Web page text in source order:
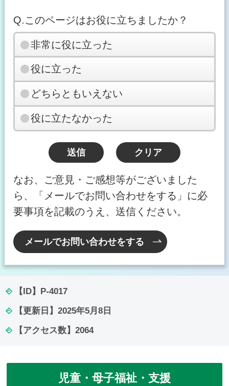
Q.このページはお役に立ちましたか？
非常に役に立った
役に立った
どちらともいえない
役に立たなかった
なお、ご意見・ご感想等がございました
ら、「メールでお問い合わせをする」に必
要事項を記載のうえ、送信ください。
メールでお問い合わせをする
【ID】 P-4017
【更新日】 2025年5月8日
【アクセス数】 2064
児童・母子福祉・支援